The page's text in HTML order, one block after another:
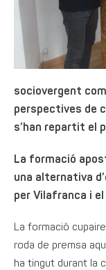
sociovergent
perspectives de
s’han repartit el
La formació
una alternativa
per Vilafranca i el
La formació
roda de premsa
ha tingut durant la